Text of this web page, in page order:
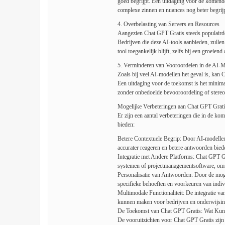
complexe zinnen en nuances nog beter
4. Overbelasting van Servers en Resources
Aangezien Chat GPT Gratis steeds
Bedrijven die deze AI-tools aanbieden,
tool toegankelijk blijft, zelfs bij een groeiend
5. Verminderen van Vooroordelen in de AI-
Zoals bij veel AI-modellen het geval is, kan
Een uitdaging voor de toekomst is het
zonder onbedoelde bevooroordeling of
Mogelijke Verbeteringen aan Chat GPT
Er zijn een aantal verbeteringen die in de
bieden:
Betere Contextuele Begrip: Door AI-
accurater reageren en betere antwoorden
Integratie met Andere Platforms: Chat GPT
systemen of projectmanagementsoftware,
Personalisatie van Antwoorden: Door de
specifieke behoeften en voorkeuren van
Multimodale Functionaliteit: De integratie
kunnen maken voor bedrijven en
De Toekomst van Chat GPT Gratis: Wat
De vooruitzichten voor Chat GPT Gratis